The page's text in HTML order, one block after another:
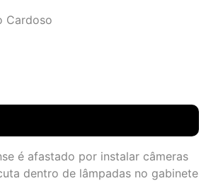
Cardoso
é afastado por instalar câmeras
dentro de lâmpadas no gabinete